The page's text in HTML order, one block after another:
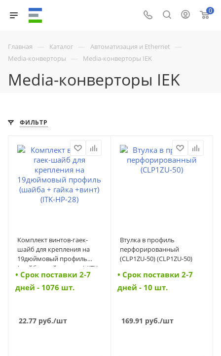
0
Главная — Каталог — Автоматизация и Ethernet —
Media-конверторы — Media-конверторы IEK
Media-конверторы IEK
ФИЛЬТР
Комплект винтов-гаек-
шайб для крепления на
19дюймовый профиль
(шайба + гайка +винт) (ITK-
HP-28) (ITK-HP-28)
• Cрок поставки 2-7
дней - 1076 шт.
22.77 руб./шт
Втулка в профиль
перфорированный
(CLP1ZU-50) (CLP1ZU-50)
• Cрок поставки 2-7
дней - 10 шт.
169.91 руб./шт